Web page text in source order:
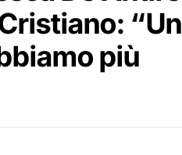
“Un
più